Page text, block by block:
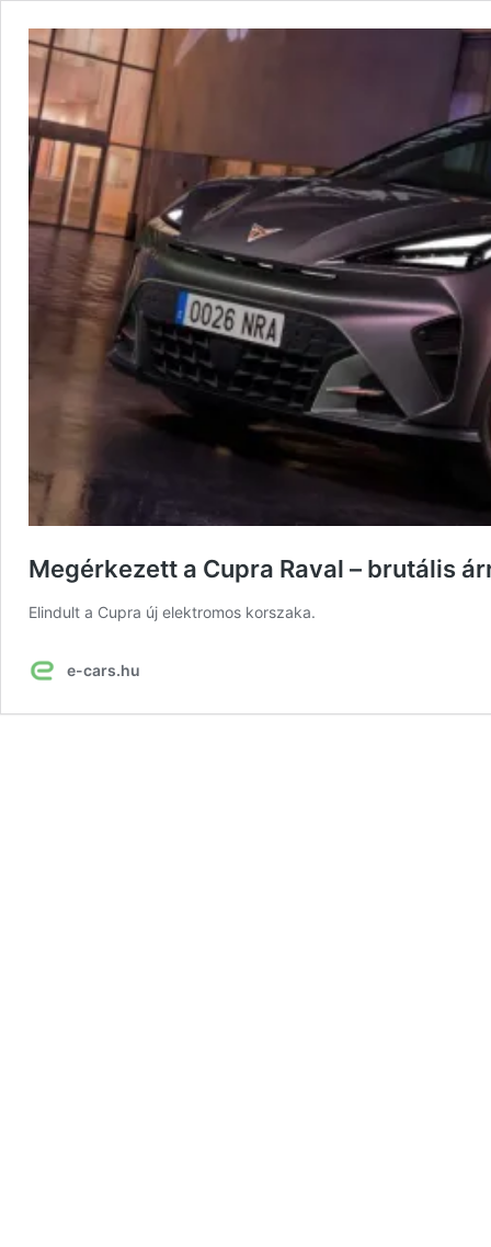
Megérkezett a Cupra Raval – brutális
Elindult a Cupra új elektromos korszaka.
e-cars.hu